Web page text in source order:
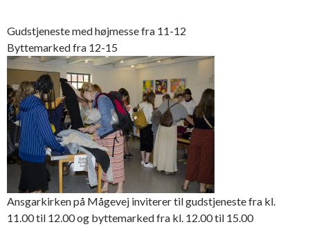
Gudstjeneste med højmesse fra 11-12
Byttemarked fra 12-15
Ansgarkirken på Mågevej inviterer til gudstjeneste fra kl.
11.00 til 12.00 og byttemarked fra kl. 12.00 til 15.00